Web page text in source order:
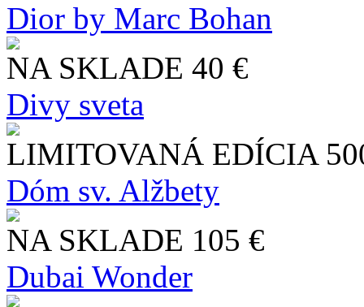
Dior by Marc Bohan
NA SKLADE 40 €
Divy sveta
LIMITOVANÁ EDÍCIA
Dóm sv. Alžbety
NA SKLADE 105 €
Dubai Wonder